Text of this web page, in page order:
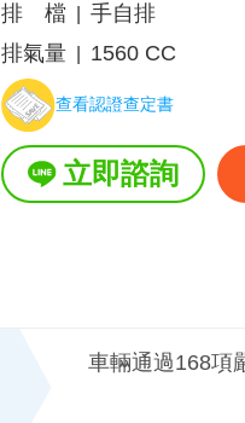
排 檔
手自排
排氣量
1560 CC
查看認證查定書
立即諮詢
車輛通過168項